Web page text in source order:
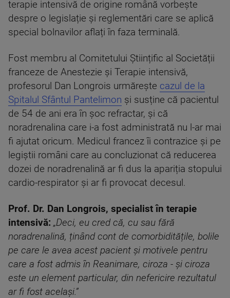
terapie intensivă de origine română vorbește
despre o legislație și reglementări care se aplică
special bolnavilor aflați în faza terminală.
Fost membru al Comitetului Științific al Societății
franceze de Anestezie și Terapie intensivă,
profesorul Dan Longrois urmărește cazul de la
Spitalul Sfântul Pantelimon și susține că pacientul
de 54 de ani era în șoc refractar, și că
noradrenalina care i-a fost administrată nu l-ar mai
fi ajutat oricum. Medicul francez îi contrazice și pe
legiștii români care au concluzionat că reducerea
dozei de noradrenalină ar fi dus la apariția stopului
cardio-respirator și ar fi provocat decesul.
Prof. Dr. Dan Longrois, specialist în terapie
intensivă: „Deci, eu cred că, cu sau fără
noradrenalină, ținând cont de comorbiditățile, bolile
pe care le avea acest pacient și motivele pentru
care a fost admis în Reanimare, ciroza - și ciroza
este un element particular, din nefericire rezultatul
ar fi fost același.”